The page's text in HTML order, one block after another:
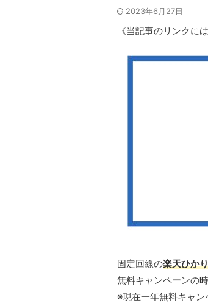
2023年6月27日
《当記事のリンクに
固定回線の楽天ひか
無料キャンペーンの
※現在一年無料キャン